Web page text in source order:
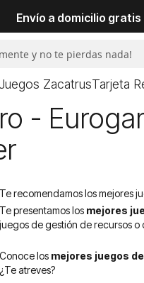
Envío a domicilio
Juegos ZacatrusTarjeta
-
Te recomendamos los mejores
Te presentamos los mejores
juegos de gestión de recursos
Conoce los mejores juegos
¿Te atreves?